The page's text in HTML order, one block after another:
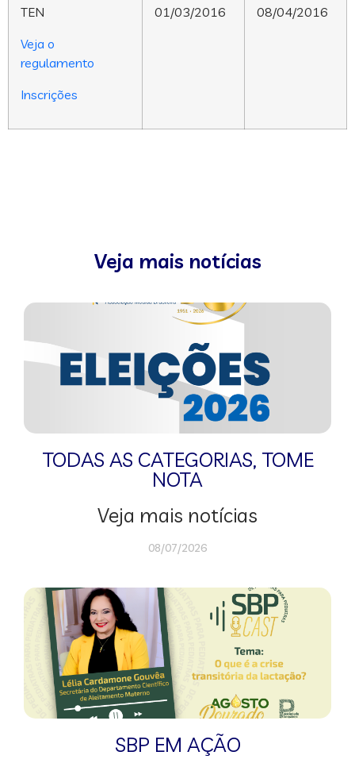
TEN
Veja o
regulamento
Inscrições
01/03/2016 08/04/2016
Veja mais notícias
TODAS AS CATEGORIAS, TOME
NOTA
Veja mais notícias
08/07/2026
SBP EM AÇÃO